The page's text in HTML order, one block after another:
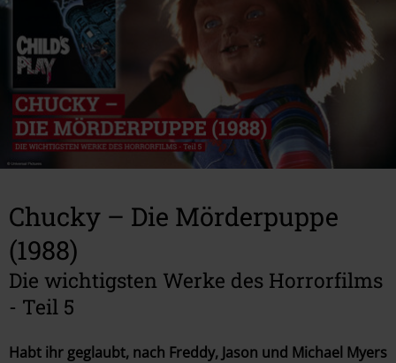
GAMING
IRON MAIDEN
EVENTS
GEWINNSPIELE
STORES
Chucky – Die Mörderpuppe
(1988)
Die wichtigsten Werke des Horrorfilms
- Teil 5
Habt ihr geglaubt, nach Freddy, Jason und Michael Myers